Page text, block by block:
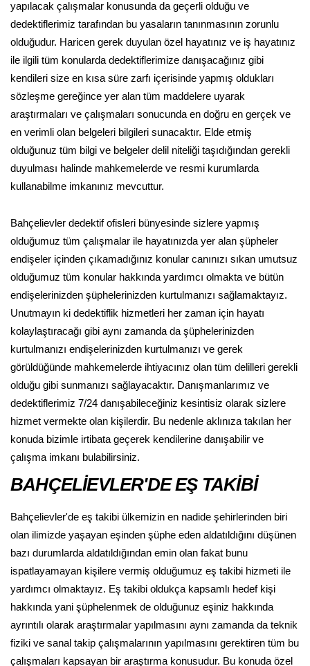
yapılacak çalışmalar konusunda da geçerli olduğu ve
dedektiflerimiz tarafından bu yasaların tanınmasının zorunlu
olduğudur. Haricen gerek duyulan özel hayatınız ve iş hayatınız
ile ilgili tüm konularda dedektiflerimize danışacağınız gibi
kendileri size en kısa süre zarfı içerisinde yapmış oldukları
sözleşme gereğince yer alan tüm maddelere uyarak
araştırmaları ve çalışmaları sonucunda en doğru en gerçek ve
en verimli olan belgeleri bilgileri sunacaktır. Elde etmiş
olduğunuz tüm bilgi ve belgeler delil niteliği taşıdığından gerekli
duyulması halinde mahkemelerde ve resmi kurumlarda
kullanabilme imkanınız mevcuttur.
Bahçelievler dedektif ofisleri bünyesinde sizlere yapmış
olduğumuz tüm çalışmalar ile hayatınızda yer alan şüpheler
endişeler içinden çıkamadığınız konular canınızı sıkan umutsuz
olduğumuz tüm konular hakkında yardımcı olmakta ve bütün
endişelerinizden şüphelerinizden kurtulmanızı sağlamaktayız.
Unutmayın ki dedektiflik hizmetleri her zaman için hayatı
kolaylaştıracağı gibi aynı zamanda da şüphelerinizden
kurtulmanızı endişelerinizden kurtulmanızı ve gerek
görüldüğünde mahkemelerde ihtiyacınız olan tüm delilleri gerekli
olduğu gibi sunmanızı sağlayacaktır. Danışmanlarımız ve
dedektiflerimiz 7/24 danışabileceğiniz kesintisiz olarak sizlere
hizmet vermekte olan kişilerdir. Bu nedenle aklınıza takılan her
konuda bizimle irtibata geçerek kendilerine danışabilir ve
çalışma imkanı bulabilirsiniz.
BAHÇELİEVLER'DE EŞ TAKİBİ
Bahçelievler'de eş takibi ülkemizin en nadide şehirlerinden biri
olan ilimizde yaşayan eşinden şüphe eden aldatıldığını düşünen
bazı durumlarda aldatıldığından emin olan fakat bunu
ispatlayamayan kişilere vermiş olduğumuz eş takibi hizmeti ile
yardımcı olmaktayız. Eş takibi oldukça kapsamlı hedef kişi
hakkında yani şüphelenmek de olduğunuz eşiniz hakkında
ayrıntılı olarak araştırmalar yapılmasını aynı zamanda da teknik
fiziki ve sanal takip çalışmalarının yapılmasını gerektiren tüm bu
çalışmaları kapsayan bir araştırma konusudur. Bu konuda özel